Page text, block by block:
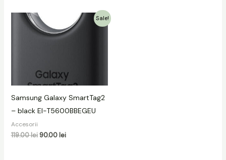
Sale!
Samsung Galaxy SmartTag2
– black EI-T5600BBEGEU
Accesorii
119.00lei
Prețul
inițial
a
90.00 lei
Prețul
curent
este: